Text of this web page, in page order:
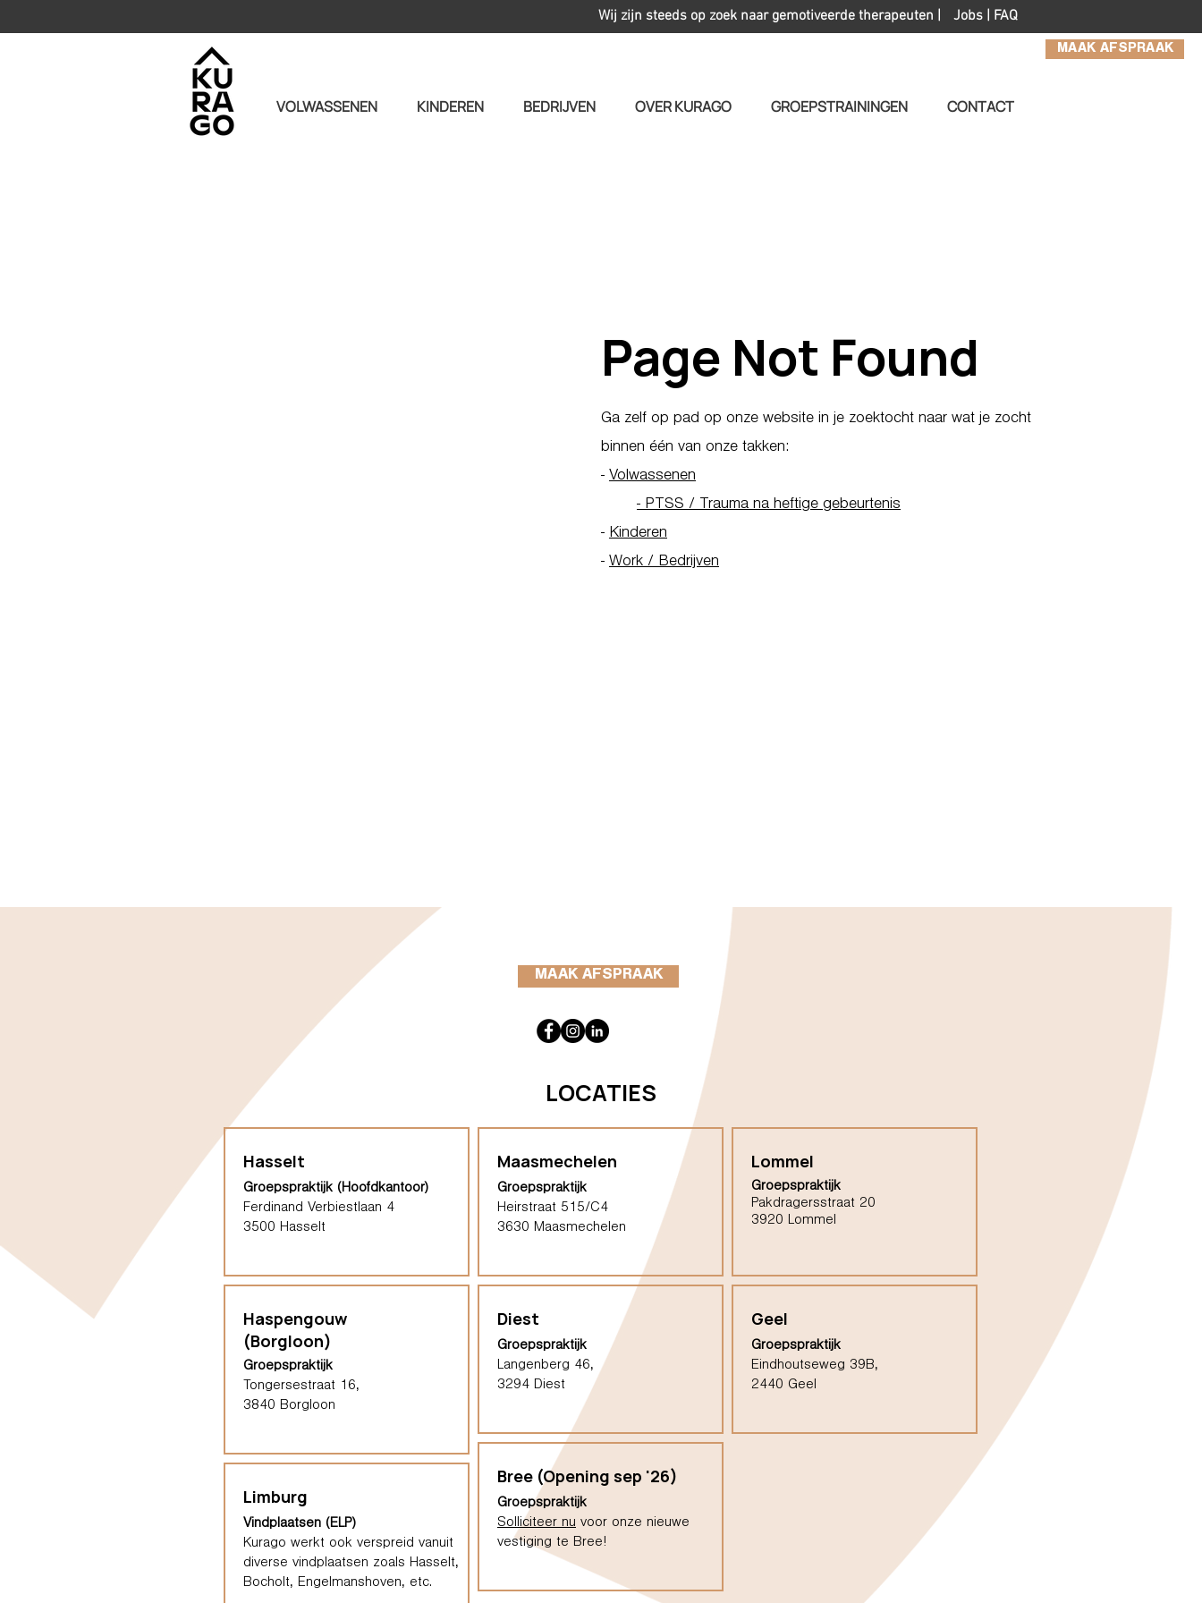
MAAK AFSPRAAK
Jobs | FAQ
Wij zijn steeds op zoek naar gemotiveerde therapeuten |
VOLWASSENEN KINDEREN BEDRIJVEN OVER KURAGO GROEPSTRAININGEN CONTACT
Page Not Found
Ga zelf op pad op onze website in je zoektocht naar wat je zocht
binnen één van onze takken:
- Volwassenen
- PTSS / Trauma na heftige gebeurtenis
- Kinderen
- Work / Bedrijven
MAAK AFSPRAAK
LOCATIES
Hasselt
Groepspraktijk (Hoofdkantoor)
Ferdinand Verbiestlaan 4
3500 Hasselt
Haspengouw
(Borgloon)
Groepspraktijk
Tongersestraat 16,
3840 Borgloon
Limburg
Vindplaatsen (ELP)
Kurago werkt ook verspreid vanuit
diverse vindplaatsen zoals Hasselt,
Bocholt, Engelmanshoven, etc.
Maasmechelen
Groepspraktijk
Heirstraat 515/C4
3630 Maasmechelen
Diest
Groepspraktijk
Langenberg 46,
3294 Diest
Bree (Opening sep '26)
Groepspraktijk
Solliciteer nu voor onze nieuwe
vestiging te Bree!
Lommel
Groepspraktijk
Pakdragersstraat 20
3920 Lommel
Geel
Groepspraktijk
Eindhoutseweg 39B,
2440 Geel